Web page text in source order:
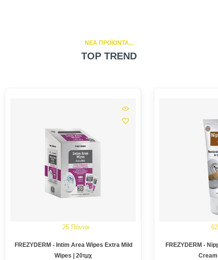
NEA ΠΡΟΪΟΝΤΑ...
TOP TREND
25 Πόντοι
FREZYDERM - Intim Area Wipes Extra Mild
Wipes | 20τμχ
FREZYDERM -